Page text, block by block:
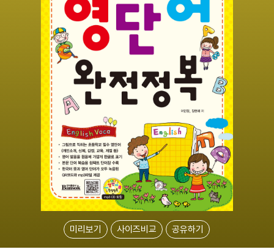
미리보기 사이즈비교 공유하기